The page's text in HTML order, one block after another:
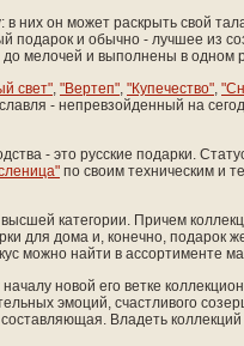
них он может раскрыть свой
подарок и обычно - лучшее из
мелочей и выполнены в одном
свет", "Вертеп", "Купечество",
- непревзойденный на
- это русские подарки.
по своим техническим и
категории. Причем
для дома и, конечно, подарок
можно найти в ассортименте
новой его ветке
эмоций, счастливого
Владеть